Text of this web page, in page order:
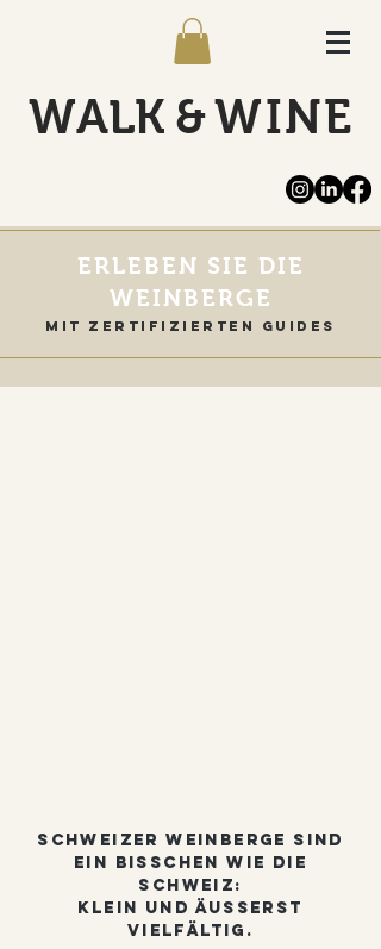
WALK & WINE
ERLEBEN SIE DIE
WEINBERGE
MIT ZERTIFIZIERTEN GUIDES
SCHWEIZER WEINBERGE SIND
EIN BISSCHEN WIE DIE
SCHWEIZ:
KLEIN UND ÄUSSERST
VIELFÄLTIG.